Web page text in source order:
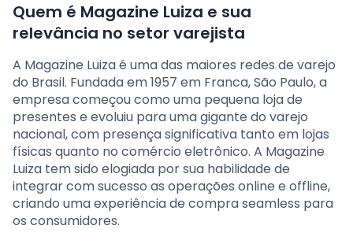
Quem é Magazine Luiza e sua
relevância no setor varejista
A Magazine Luiza é uma das maiores redes de varejo
do Brasil. Fundada em 1957 em Franca, São Paulo, a
empresa começou como uma pequena loja de
presentes e evoluiu para uma gigante do varejo
nacional, com presença significativa tanto em lojas
físicas quanto no comércio eletrônico. A Magazine
Luiza tem sido elogiada por sua habilidade de
integrar com sucesso as operações online e offline,
criando uma experiência de compra seamless para
os consumidores.